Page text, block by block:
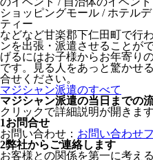
ショッピングモール / ホテル
ティー
などなど甘楽郡下仁田町で行
ンを出張・派遣させることが
げるにはお子様からお年寄り
です。見る人をあっと驚かせ
合せください。
マジシャン派遣のすべて
マジシャン派遣の当日までの
クリックで詳細説明が開きます
1お問合せ
お問い合わせ： お問い合わせ
2弊社からご連絡します
お客様との関係を第一に考え